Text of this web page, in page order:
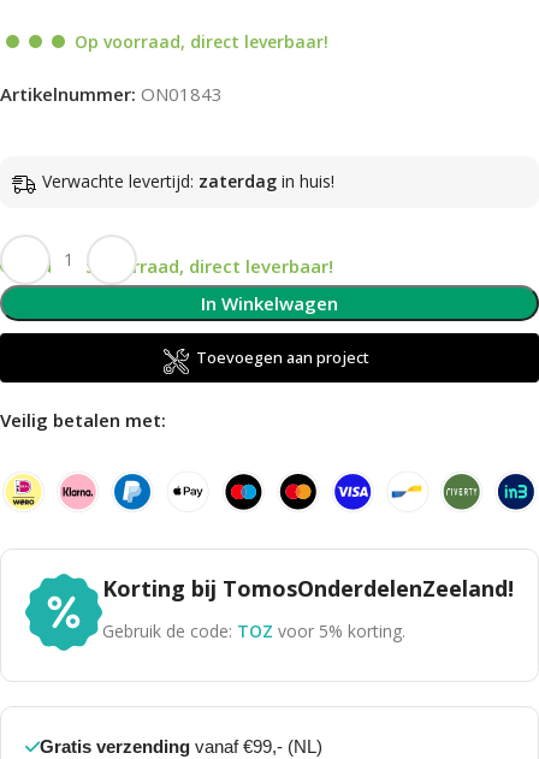
Op voorraad, direct leverbaar!
Artikelnummer: ON01843
Verwachte levertijd: zaterdag in huis!
Op voorraad, direct leverbaar!
In Winkelwagen
Toevoegen aan project
Veilig betalen met:
Korting bij TomosOnderdelenZeeland!
Gebruik de code: TOZ voor 5% korting.
Gratis verzending vanaf €99,- (NL)